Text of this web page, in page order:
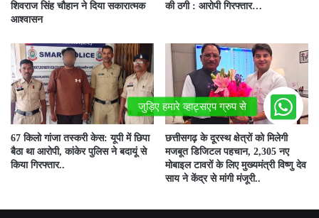
शिवराज सिंह चौहान ने दिया सकारात्मक
आश्वासन
की ठगी : आरोपी गिरफ्तार…
67 किलो गांजा तस्करी केस: यूपी में छिपा
बैठा था आरोपी, कांकेर पुलिस ने बदायूं से
किया गिरफ्तार..
छत्तीसगढ़ के दूरस्थ क्षेत्रों को मिलेगी
मजबूत डिजिटल पहचान, 2,305 नए
मोबाइल टावरों के लिए मुख्यमंत्री विष्णु देव
साय ने केंद्र से मांगी मंजूरी..